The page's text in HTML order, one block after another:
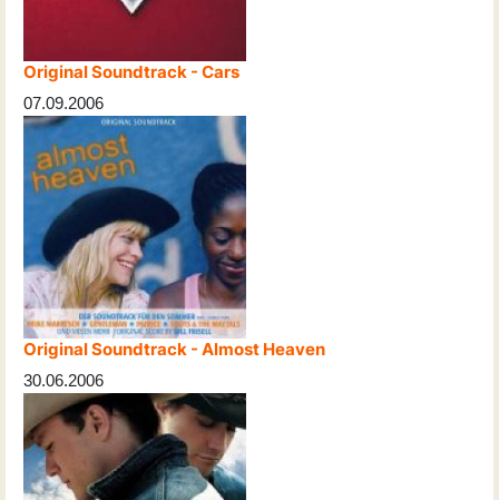
Original Soundtrack - Cars
07.09.2006
Original Soundtrack - Almost Heaven
30.06.2006